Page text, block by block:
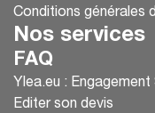
Conditions générales
Nos services
FAQ
Ylea.eu :
Editer son devis